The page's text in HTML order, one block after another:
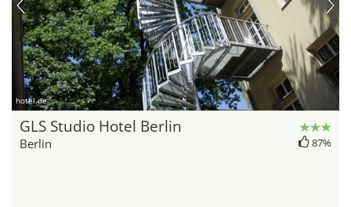
hotel.de
GLS Studio Hotel Berlin
Berlin 87%